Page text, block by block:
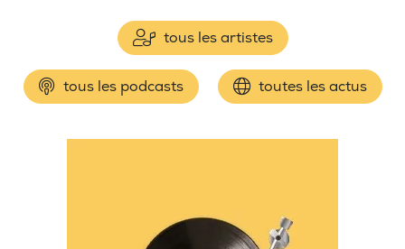
tous les artistes
tous les podcasts toutes les actus